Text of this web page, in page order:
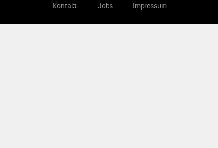
Kontakt
Jobs Impressum